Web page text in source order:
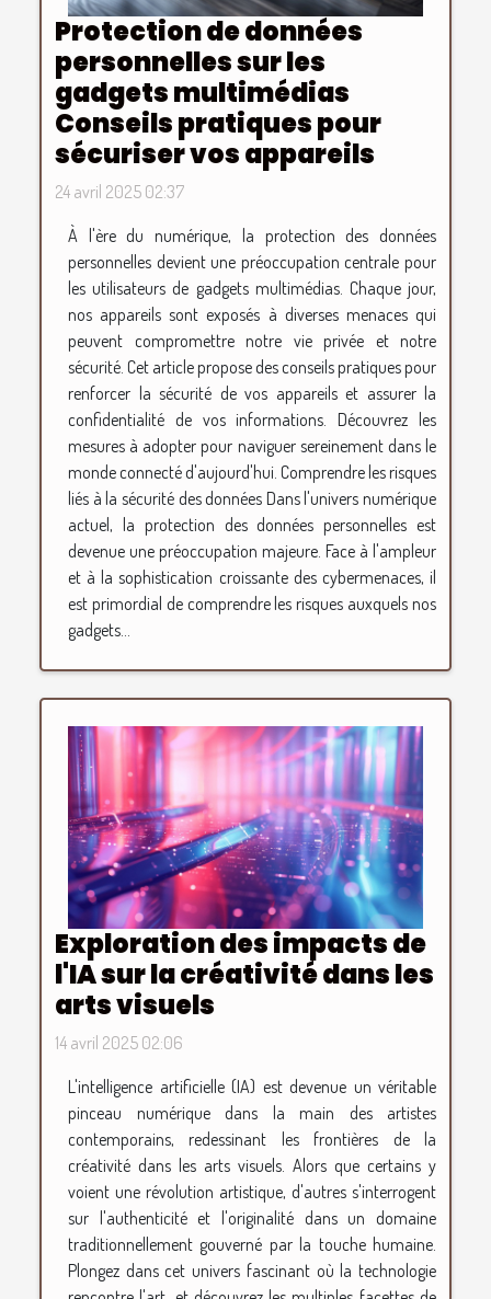
Protection de données
personnelles sur les
gadgets multimédias
Conseils pratiques pour
sécuriser vos appareils
24 avril 2025 02:37
À l'ère du numérique, la protection des données
personnelles devient une préoccupation centrale pour
les utilisateurs de gadgets multimédias. Chaque jour,
nos appareils sont exposés à diverses menaces qui
peuvent compromettre notre vie privée et notre
sécurité. Cet article propose des conseils pratiques pour
renforcer la sécurité de vos appareils et assurer la
confidentialité de vos informations. Découvrez les
mesures à adopter pour naviguer sereinement dans le
monde connecté d'aujourd'hui. Comprendre les risques
liés à la sécurité des données Dans l'univers numérique
actuel, la protection des données personnelles est
devenue une préoccupation majeure. Face à l'ampleur
et à la sophistication croissante des cybermenaces, il
est primordial de comprendre les risques auxquels nos
gadgets...
Exploration des impacts de
l'IA sur la créativité dans les
arts visuels
14 avril 2025 02:06
L'intelligence artificielle (IA) est devenue un véritable
pinceau numérique dans la main des artistes
contemporains, redessinant les frontières de la
créativité dans les arts visuels. Alors que certains y
voient une révolution artistique, d'autres s'interrogent
sur l'authenticité et l'originalité dans un domaine
traditionnellement gouverné par la touche humaine.
Plongez dans cet univers fascinant où la technologie